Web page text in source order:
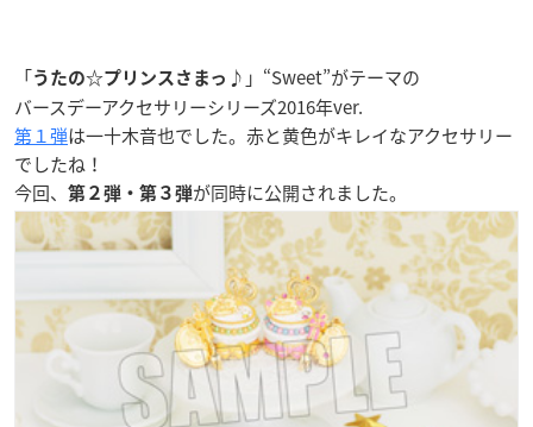
「うたの☆プリンスさまっ♪ 」“Sweet”がテーマの
バースデーアクセサリーシリーズ2016年ver.
第１弾は一十木音也でした。赤と黄色がキレイなアクセサリー
でしたね！
今回、
第２弾・第３弾が同時に公開されました。